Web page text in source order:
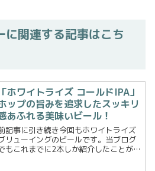
に関連する記事はこち
「ホワイトライズ コールドIPA」
ップの旨みを追求したスッキリ
あふれる美味いビール！
記事に引き続き今回もホワイトライズ
リューイングのビールです。当ブログ
もこれまでに2本しか紹介したことがな